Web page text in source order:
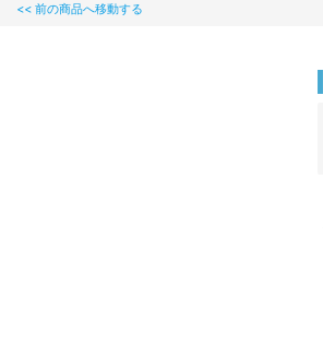
<< 前の商品へ移動する